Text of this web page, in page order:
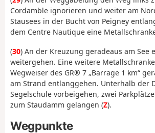
Cordamble ignorieren und weiter am
Stausees in der Bucht von Peigney
dem Centre Nautique eine
(30) An der Kreuzung geradeaus am See
weitergehen. Eine weitere
Wegweiser des GR® 7 „Barrage 1 km“
am Strand entlanggehen. Unterhalb der
Segelschule vorbeigehen, zwei
zum Staudamm gelangen (Z).
Wegpunkte